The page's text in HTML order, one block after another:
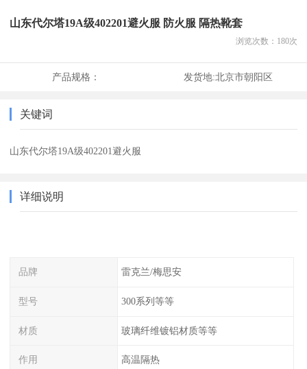
山东代尔塔19A级402201避火服 防火服 隔热靴套
浏览次数： 180次
产品规格： 发货地:北京市朝阳区
关键词
山东代尔塔19A级402201避火服
详细说明
品牌 雷克兰/梅思安
型号 300系列等等
材质 玻璃纤维镀铝材质等等
作用 高温隔热